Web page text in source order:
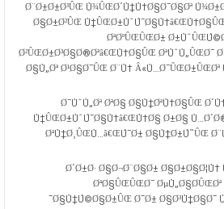
Ø¨Ø±Ø±Ø³ÛŒ Ù¾ÛŒØ´Ù†Ù‡Ø§Ø¯Ø§Øª
Ø§Ø±Ø²ÛŒ
ØªØºÛŒÛŒØ±
Ø²ÛŒØ±Ø³Ø§Ø®Øªâ€ŒÙ‡Ø§ÛŒ ØªÙˆÙ„ÛŒØ¯
Ø§Ù„Øª Ø¹Ø§Ø¯ÛŒ Ø¨Ù‡
Ø¯ÙˆÙ„Øª ØªØ§ Ø§Ù†ØªÙ‡Ø§ÛŒ
Ù†ÛŒØ±ÙˆÚ¯Ø§Ù‡â€ŒÙ‡Ø§ Ø±Ø§
ØªÙ†Ø¸ÛŒÙ…â€ŒÚ¯Ø± Ø§Ù†Ø±Ú˜ÛŒ
Ø´Ø±Ø· Ø§Ø¬Ø¨Ø§Ø± Ø§Ø±Ø§Ø¦Ù‡
ØªØ§ÛŒÛŒØ¯
Ø§Ù†Ú©Ø§Ø±ÛŒ Ø¯Ø± Ø§Ø³Ù†Ø§Ø¯